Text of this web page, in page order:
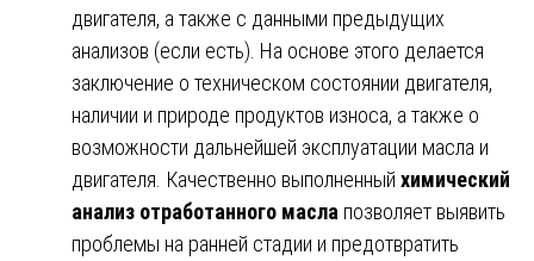
двигателя, а также с данными предыдущих
анализов (если есть). На основе этого делается
заключение о техническом состоянии двигателя,
наличии и природе продуктов износа, а также о
возможности дальнейшей эксплуатации масла и
двигателя. Качественно выполненный химический
анализ отработанного масла позволяет выявить
проблемы на ранней стадии и предотвратить